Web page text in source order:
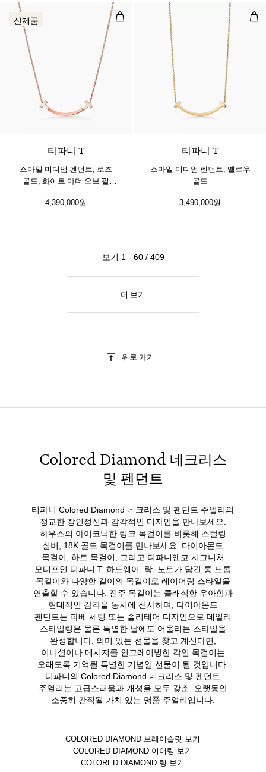
스마일 미디엄 펜던트, 로즈 골드,
신제품
티파니 T
스마일 미디엄 펜던트, 로즈
골드, 화이트 마더 오브 펄
4,390,000원
스
티파니 T
스마일 미디엄 펜던트, 옐로우
골드
3,490,000원
더 보기
보기 1 - 60 / 409
위로 가기
Colored Diamond 네크리스
및 펜던트
티파니 Colored Diamond 네크리스 및 펜던트 주얼리의
정교한 장인정신과 감각적인 디자인을 만나보세요.
하우스의 아이코닉한 링크 목걸이를 비롯해 스털링
실버, 18K 골드 목걸이를 만나보세요. 다이아몬드
목걸이, 하트 목걸이, 그리고 티파니앤코 시그니처
모티프인 티파니 T, 하드웨어, 락, 노트가 담긴 롱 드롭
목걸이와 다양한 길이의 목걸이로 레이어링 스타일을
연출할 수 있습니다. 진주 목걸이는 클래식한 우아함과
현대적인 감각을 동시에 선사하며, 다이아몬드
펜던트는 파베 세팅 또는 솔리테어 디자인으로 데일리
스타일링은 물론 특별한 날에도 어울리는 스타일을
완성합니다. 의미 있는 선물을 찾고 계신다면,
이니셜이나 메시지를 인그레이빙한 각인 목걸이는
오래도록 기억될 특별한 기념일 선물이 될 것입니다.
티파니의 Colored Diamond 네크리스 및 펜던트
주얼리는 고급스러움과 개성을 모두 갖춘, 오랫동안
소중히 간직될 가치 있는 명품 주얼리입니다.
COLORED DIAMOND 브레이슬릿 보기
COLORED DIAMOND 이어링 보기
COLORED DIAMOND 링 보기